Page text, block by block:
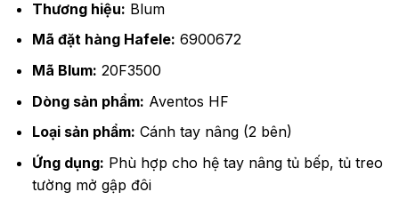
Thương hiệu: Blum
Mã đặt hàng Hafele: 6900672
Mã Blum: 20F3500
Dòng sản phẩm: Aventos HF
Loại sản phẩm: Cánh tay nâng (2 bên)
Ứng dụng: Phù hợp cho hệ tay nâng tủ bếp, tủ treo
tường mở gập đôi